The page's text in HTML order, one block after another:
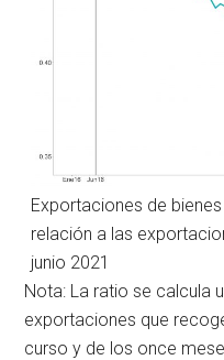
Exportaciones de
relación a las
junio 2021
Nota: La ratio se calcula
exportaciones que
curso y de los once